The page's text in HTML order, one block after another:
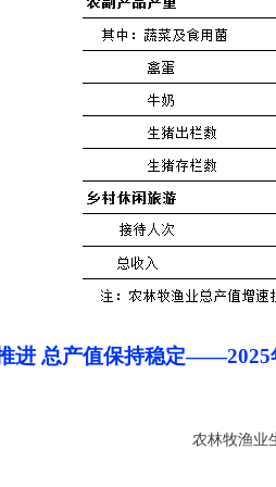
进 总产值保持稳定——2025
农林牧渔业